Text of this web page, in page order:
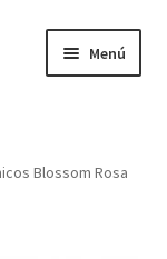
Menú
Blossom Rosa